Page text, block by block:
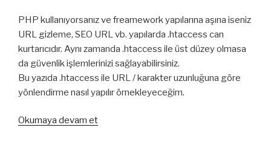
PHP kullanıyorsanız ve freamework yapılarına aşına iseniz
URL gizleme, SEO URL vb. yapılarda .htaccess can
kurtarıcıdır. Aynı zamanda .htaccess ile üst düzey olmasa
da güvenlik işlemlerinizi sağlayabilirsiniz.
Bu yazıda .htaccess ile URL / karakter uzunluğuna göre
yönlendirme nasıl yapılır örnekleyeceğim.
Okumaya devam et“.htaccess